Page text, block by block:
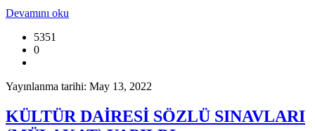
Devamını oku
5351
0
Yayınlanma tarihi: May 13, 2022
KÜLTÜR DAİRESİ SÖZLÜ SINAVLARI